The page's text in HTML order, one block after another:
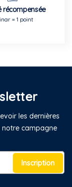
récompensée
= 1 point
les dernières
campagne
Inscription